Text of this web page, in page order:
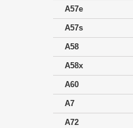
A57e
A57s
A58
A58x
A60
A7
A72